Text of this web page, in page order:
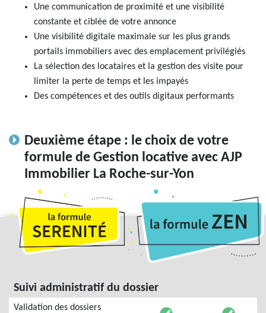
Une communication de proximité et une visibilité
constante et ciblée de votre annonce
Une visibilité digitale maximale sur les plus grands
portails immobiliers avec des emplacement privilégiés
La sélection des locataires et la gestion des visite pour
limiter la perte de temps et les impayés
Des compétences et des outils digitaux performants
Deuxième étape : le choix de votre
formule de Gestion locative avec AJP
Immobilier La Roche-sur-Yon
Suivi administratif du dossier
Validation des dossiers